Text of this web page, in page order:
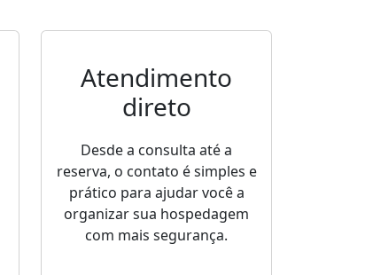
Atendimento
direto
Desde a consulta até a
reserva, o contato é simples e
prático para ajudar você a
organizar sua hospedagem
com mais segurança.